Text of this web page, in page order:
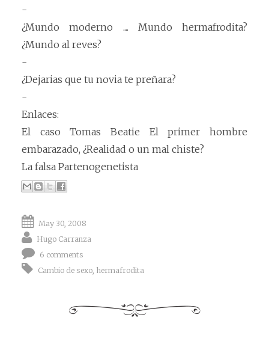
-
¿Mundo moderno .... Mundo hermafrodita?
¿Mundo al reves?
-
¿Dejarias que tu novia te preñara?
-
Enlaces:
El caso Tomas Beatie El primer hombre
embarazado, ¿Realidad o un mal chiste?
La falsa Partenogenetista
May 30, 2008
Hugo Carranza
6 comments
Cambio de sexo, hermafrodita